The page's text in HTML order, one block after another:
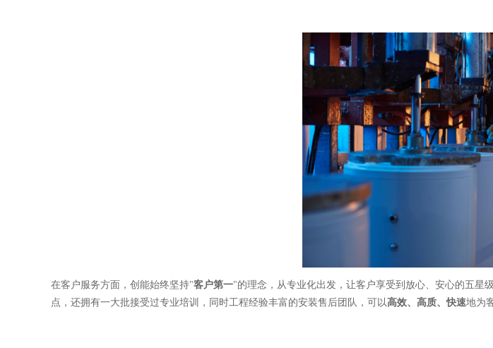
在客户服务方面，创能始终坚持"客户第一"的理念 ， 从专业化出发，让客户享受到放心、安心的五星级
点，还拥有一大批接受过专业培训，同时工程经验丰富的安装售后团队，可以高效、高质、快速地为